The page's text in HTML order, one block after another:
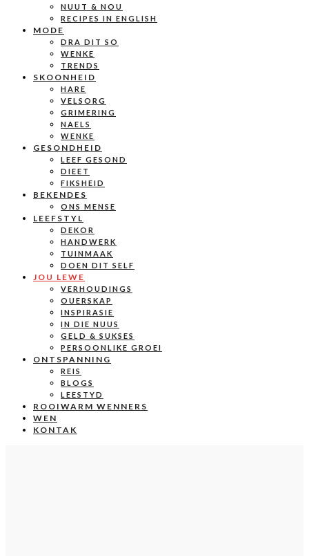
NUUT & NOU
RECIPES IN ENGLISH
MODE
DRA DIT SO
WENKE
TRENDS
SKOONHEID
HARE
VELSORG
GRIMERING
NAELS
WENKE
GESONDHEID
LEEF GESOND
DIEET
FIKSHEID
BEKENDES
ONS MENSE
LEEFSTYL
DEKOR
HANDWERK
TUINMAAK
DOEN DIT SELF
JOU LEWE
VERHOUDINGS
OUERSKAP
INSPIRASIE
IN DIE NUUS
GELD & SUKSES
PERSOONLIKE GROEI
ONTSPANNING
REIS
BLOGS
LEESTYD
ROOIWARM WENNERS
WEN
KONTAK